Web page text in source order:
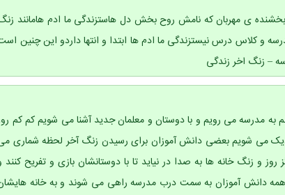
بخشنده ی مهربان که نامش روح بخش دل هاستزندگی ما ادم هامانند
کلاس درس نیستزندگی ما ادم ها ابتدا و انتها داردو این چنین
– زنگ اخر زندگی
به مدرسه می رویم و با دوستان و معلمان جدید آشنا می شویم کم کم
می شویم بعضی دانش آموزان برای رسیدن زنگ آخر لحظه شماری
و زنگ خانه ها به صدا در نیاید تا با دوستانشان بازی و تفریح کنند
دانش آموزان به سمت درب مدرسه راهی می شوند و به خانه